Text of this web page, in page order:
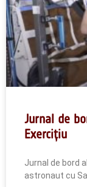
Jurnal de
Exercițiu
Jurnal de bord
astronaut cu